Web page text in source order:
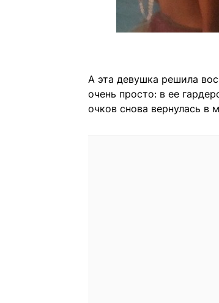
А эта девушка решила
очень просто: в ее
очков снова вернулась в